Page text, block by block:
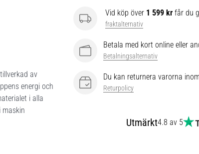
Vid köp över 1 599 kr får du
fraktalternativ
Betala med kort online eller
Betalningsalternativ
Du kan returnera varorna
Returpolicy
Utmärkt4.8 av 5
av
energi och
i alla
maskin